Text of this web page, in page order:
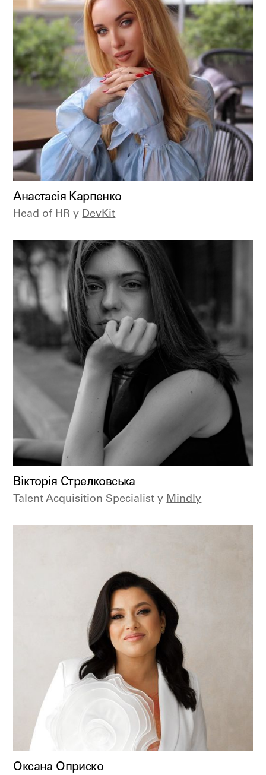
Анастасія Карпенко
Head of HR у DevKit
Вікторія Стрелковська
Talent Acquisition Specialist у Mindly
Оксана Оприско